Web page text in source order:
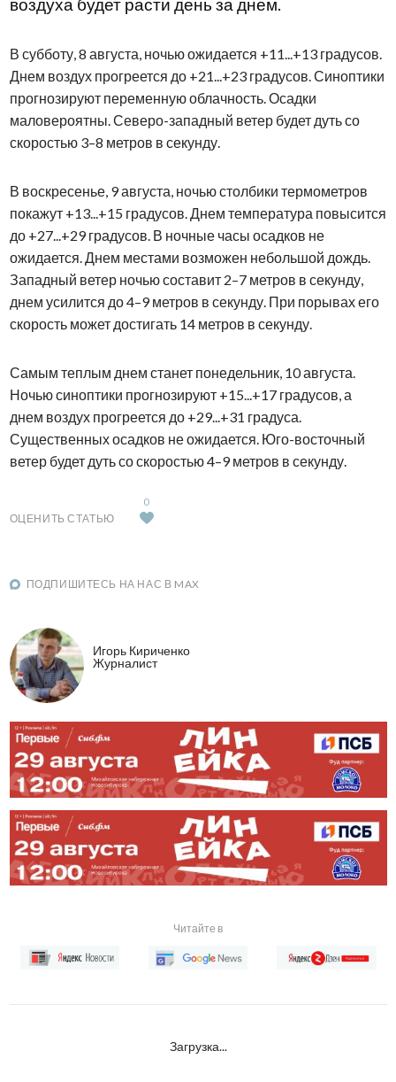
воздуха будет расти день за днем.
В субботу, 8 августа, ночью ожидается +11...+13 градусов.
Днем воздух прогреется до +21...+23 градусов. Синоптики
прогнозируют переменную облачность. Осадки
маловероятны. Северо-западный ветер будет дуть со
скоростью 3–8 метров в секунду.
В воскресенье, 9 августа, ночью столбики термометров
покажут +13...+15 градусов. Днем температура повысится
до +27...+29 градусов. В ночные часы осадков не
ожидается. Днем местами возможен небольшой дождь.
Западный ветер ночью составит 2–7 метров в секунду,
днем усилится до 4–9 метров в секунду. При порывах его
скорость может достигать 14 метров в секунду.
Самым теплым днем станет понедельник, 10 августа.
Ночью синоптики прогнозируют +15...+17 градусов, а
днем воздух прогреется до +29...+31 градуса.
Существенных осадков не ожидается. Юго-восточный
ветер будет дуть со скоростью 4–9 метров в секунду.
ОЦЕНИТЬ СТАТЬЮ
0
ПОДПИШИТЕСЬ НА НАС В MAX
Игорь Кириченко
Журналист
Читайте в
Загрузка...